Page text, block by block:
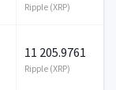
Ripple (XRP)
11 205.9761
Ripple (XRP)